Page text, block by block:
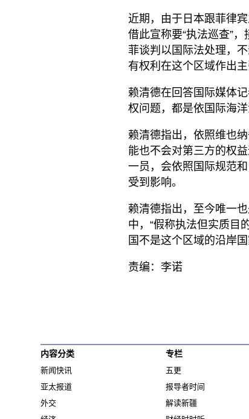
近期，由于日本跟菲律
借此宣称要“执法巡查”
菲谈判以国际法处理，
有权利在这个区域作出
赖清德在回答国际媒体
权问题，都是依国际海
赖清德指出，依照维也
能也不会对第三方的权
一员，会依照国际规范
受到影响。
赖清德指出，至今唯一
中，“假称执法但实质目
国不是这个区域的沿岸
责编：李诺
内容分类
新闻快讯
亚太报道
外交
专栏
五更
报导者时间
解读新疆